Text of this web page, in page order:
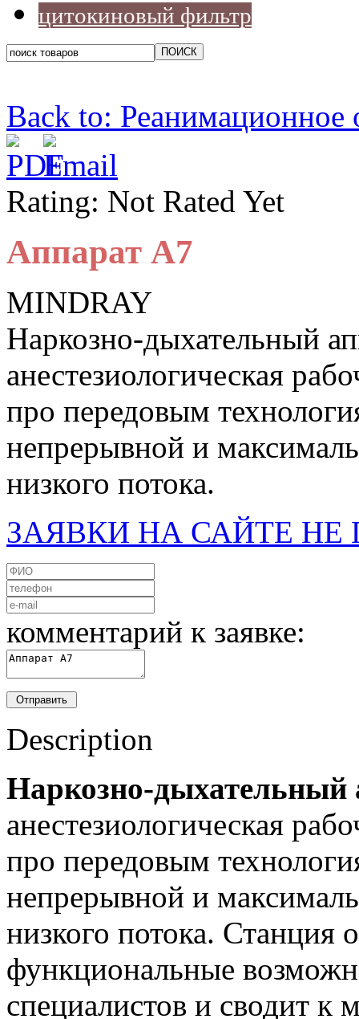
цитокиновый фильтр
Back to: Реанимационное
Rating: Not Rated Yet
Аппарат A7
MINDRAY
Наркозно-дыхательный
анестезиологическая
про передовым
непрерывной и
низкого потока.
ЗАЯВКИ НА САЙТЕ
комментарий к заявке:
Description
Наркозно-
анестезиологическая
про передовым
непрерывной и
низкого потока. Станция
функциональные
специалистов и сводит